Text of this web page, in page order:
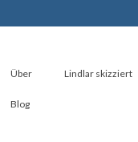
Über Lindlar skizziert
Blog